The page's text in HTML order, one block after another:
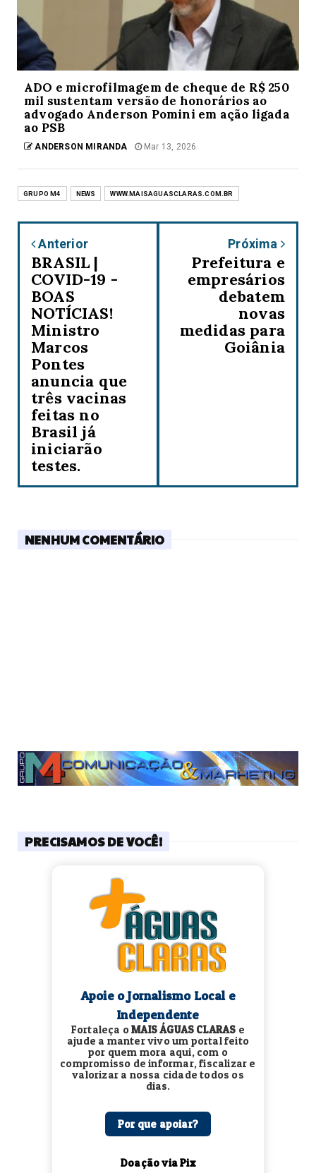
ADO e microfilmagem de cheque de R$ 250
mil sustentam versão de honorários ao
advogado Anderson Pomini em ação ligada
ao PSB
ANDERSON MIRANDA Mar 13, 2026
GRUPO M4 NEWS WWW.MAISAGUASCLARAS.COM.BR
Anterior
BRASIL |
COVID-19 -
BOAS
NOTÍCIAS!
Ministro
Marcos
Pontes
anuncia que
três vacinas
feitas no
Brasil já
iniciarão
testes.
Próxima
Prefeitura e
empresários
debatem
novas
medidas para
Goiânia
NENHUM COMENTÁRIO
PRECISAMOS DE VOCÊ!
Apoie o Jornalismo Local e
Independente
Fortaleça oMAIS ÁGUAS CLARAS e
ajude a manter vivo um portal feito
por quem mora aqui, com o
compromisso de informar, fiscalizar e
valorizar a nossa cidade todos os
dias.
Por que apoiar?
Doação via Pix